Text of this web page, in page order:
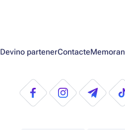
Devino partenerContacte